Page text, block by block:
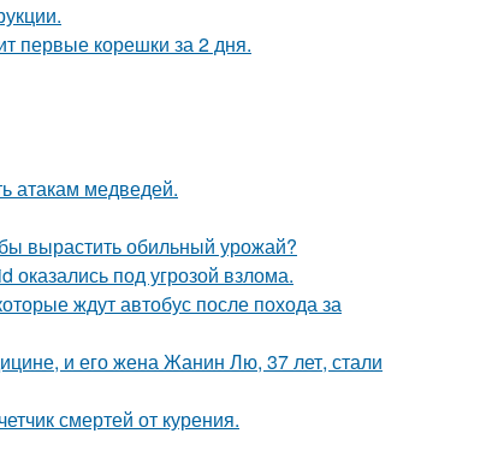
первые корешки за 2 дня.
атакам медведей.
вырастить обильный урожай?
под угрозой взлома.
ждут автобус после похода за
и его жена Жанин Лю, 37 лет, стали
смертей от курения.